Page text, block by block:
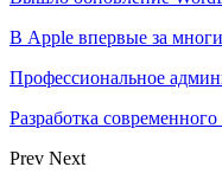
В Apple впервые за
Профессиональное
Разработка
Prev Next